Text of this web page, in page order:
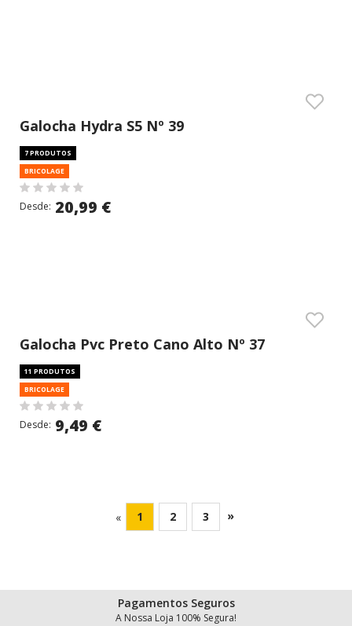
Galocha Hydra S5 Nº 39
7 PRODUTOS
BRICOLAGE
Desde: 20,99 €
Galocha Pvc Preto Cano Alto Nº 37
11 PRODUTOS
BRICOLAGE
Desde: 9,49 €
« 1 2 3 »
Pagamentos Seguros
A Nossa Loja 100% Segura!